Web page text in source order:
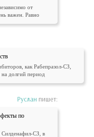
от
важен. Равно
как Рабепразол-СЗ,
на долгий период
Руслан пишет:
по
Силденафил-СЗ, в